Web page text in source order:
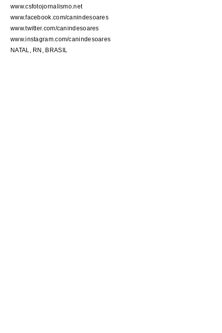
www.csfotojornalismo.net
www.facebook.com/canindesoares
www.twitter.com/canindesoares
www.instagram.com/canindesoares
NATAL, RN, BRASIL